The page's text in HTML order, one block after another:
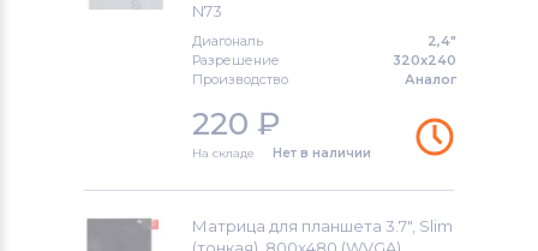
Модули и экраны для смартфонов
Модули и экраны для смартфонов
LG
N73
Диагональ
2,4"
Разрешение
320x240
Производство
Аналог
220 ₽
На складе Нет в наличии
Матрица для планшета 3.7", Slim